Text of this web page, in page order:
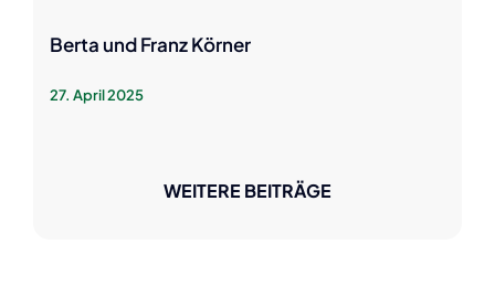
Berta und Franz Körner
27. April 2025
WEITERE BEITRÄGE